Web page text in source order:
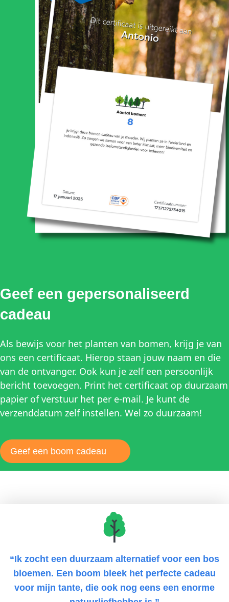
Geef een gepersonaliseerd
cadeau
Als bewijs voor het planten van bomen, krijg je van
ons een certificaat. Hierop staan jouw naam en die
van de ontvanger. Ook kun je zelf een persoonlijk
bericht toevoegen. Print het certificaat op duurzaam
papier of verstuur het per e-mail. Je kunt de
verzenddatum zelf instellen. Wel zo duurzaam!
Geef een boom cadeau
“Ik zocht een duurzaam alternatief voor een bos
bloemen. Een boom bleek het perfecte cadeau
voor mijn tante, die ook nog eens een enorme